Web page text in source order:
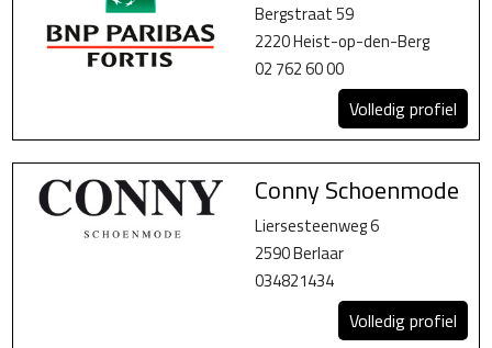
Bergstraat 59
2220 Heist-op-den-Berg
02 762 60 00
Volledig profiel
Conny Schoenmode
Liersesteenweg 6
2590 Berlaar
034821434
Volledig profiel